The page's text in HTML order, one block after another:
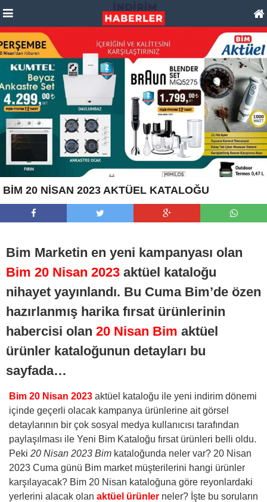
BİM 20 NİSAN 2023 AKTÜEL KATALOĞU
Bim Marketin en yeni kampanyası olan
Bim 20 Nisan 2023 aktüel kataloğu
nihayet yayınlandı. Bu Cuma Bim’de özen
hazırlanmış harika fırsat ürünlerinin
habercisi olan 20 Nisan Bim aktüel
ürünler kataloğunun detayları bu
sayfada…
Bim 20 Nisan 2023 aktüel kataloğu ile yeni indirim dönemi
içinde geçerli olacak kampanya ürünlerine ait görsel
detaylarının bir çok sosyal medya kullanıcısı tarafından
paylaşılması ile Yeni Bim Kataloğu fırsat ürünleri belli oldu.
Peki 20 Nisan 2023 Bim kataloğunda neler var? 20 Nisan
2023 Cuma günü Bim market müşterilerini hangi ürünler
karşılayacak? Bim 20 Nisan kataloğuna göre reyonlardaki
yerlerini alacak olan aktüel ürünler neler? İşte bu soruların